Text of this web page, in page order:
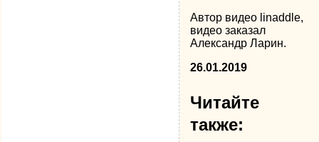
Автор видео linaddle,
видео заказал
Александр Ларин.
26.01.2019
Читайте
также: